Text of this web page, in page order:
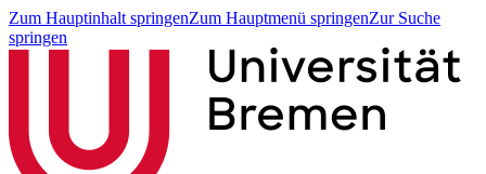
Zum Hauptinhalt springenZum Hauptmenü springenZur Suche
springen